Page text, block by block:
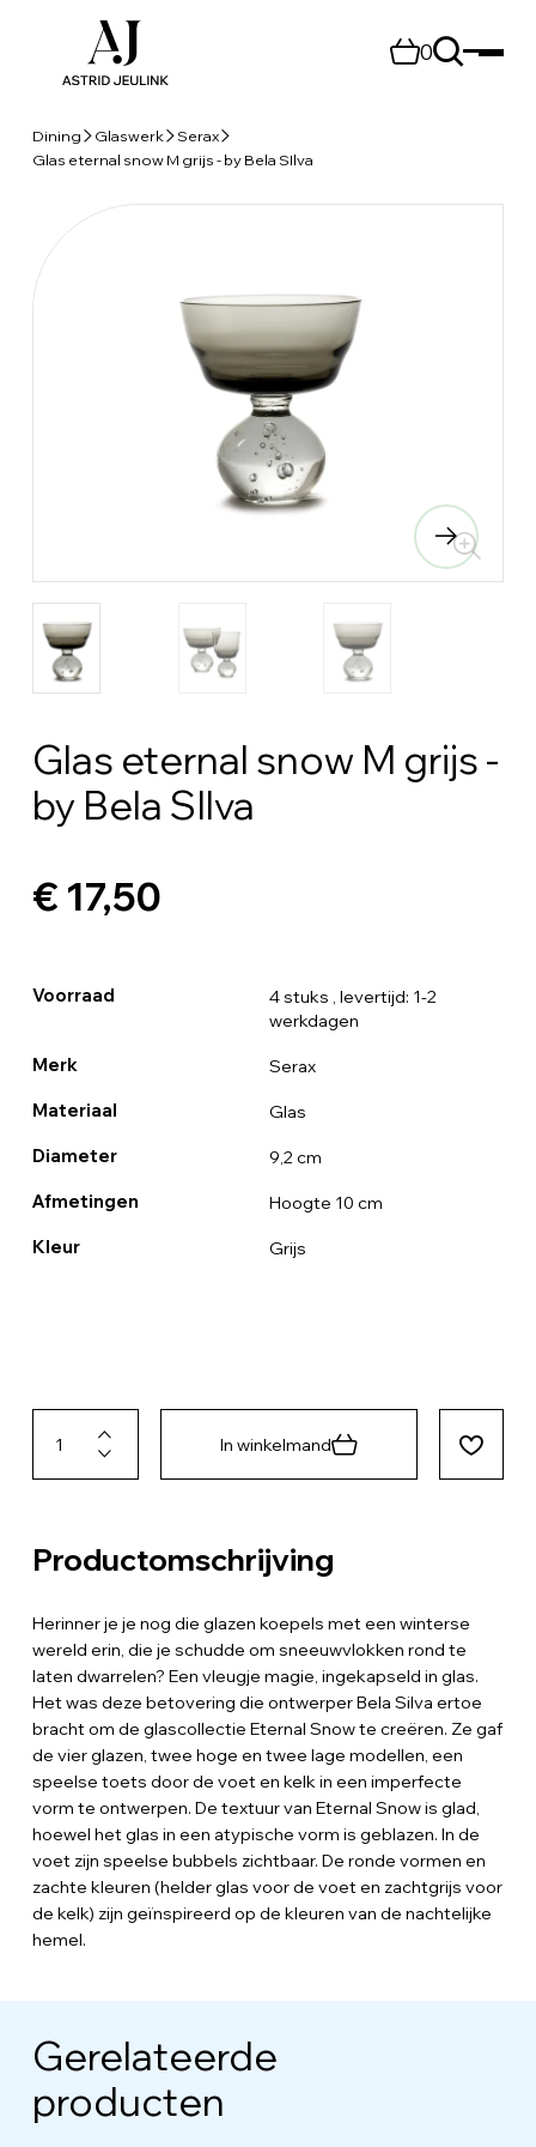
0
Dining Glaswerk
Serax
Glas eternal snow M grijs - by Bela SIlva
Glas eternal snow M grijs -
by Bela SIlva
€ 17,50
Voorraad 4 stuks , levertijd: 1-2
werkdagen
Merk Serax
Materiaal Glas
Diameter 9,2 cm
Afmetingen Hoogte 10 cm
Kleur Grijs
In winkelmand
Productomschrijving
Herinner je je nog die glazen koepels met een winterse
wereld erin, die je schudde om sneeuwvlokken rond te
laten dwarrelen? Een vleugje magie, ingekapseld in glas.
Het was deze betovering die ontwerper Bela Silva ertoe
bracht om de glascollectie Eternal Snow te creëren. Ze gaf
de vier glazen, twee hoge en twee lage modellen, een
speelse toets door de voet en kelk in een imperfecte
vorm te ontwerpen. De textuur van Eternal Snow is glad,
hoewel het glas in een atypische vorm is geblazen. In de
voet zijn speelse bubbels zichtbaar. De ronde vormen en
zachte kleuren (helder glas voor de voet en zachtgrijs voor
de kelk) zijn geïnspireerd op de kleuren van de nachtelijke
hemel.
Gerelateerde
producten